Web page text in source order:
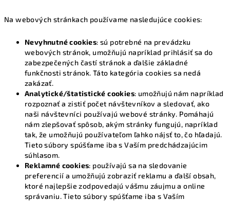
Na webových stránkach používame nasledujúce cookies:
Nevyhnutné cookies: sú potrebné na prevádzku
webových stránok, umožňujú napríklad prihlásiť sa do
zabezpečených častí stránok a ďalšie základné
funkčnosti stránok. Táto kategória cookies sa nedá
zakázať.
Analytické/štatistické cookies: umožňujú nám napríklad
rozpoznať a zistiť počet návštevníkov a sledovať, ako
naši návštevníci používajú webové stránky. Pomáhajú
nám zlepšovať spôsob, akým stránky fungujú, napríklad
tak, že umožňujú používateľom ľahko nájsť to, čo hľadajú.
Tieto súbory spúšťame iba s Vaším predchádzajúcim
súhlasom.
Reklamné cookies: používajú sa na sledovanie
preferencií a umožňujú zobraziť reklamu a ďalší obsah,
ktoré najlepšie zodpovedajú vášmu záujmu a online
správaniu. Tieto súbory spúšťame iba s Vaším